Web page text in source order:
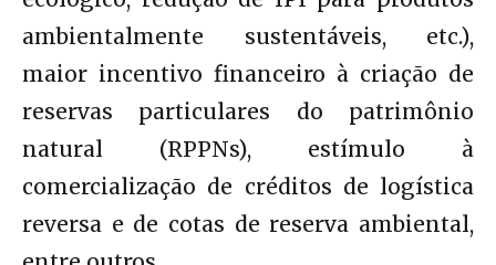
ambientalmente sustentáveis, etc.),
maior incentivo financeiro à criação de
reservas particulares do patrimônio
natural (RPPNs), estímulo à
comercialização de créditos de logística
reversa e de cotas de reserva ambiental,